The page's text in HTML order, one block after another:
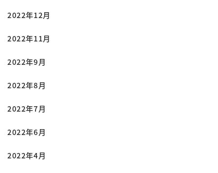
2022年12月
2022年11月
2022年9月
2022年8月
2022年7月
2022年6月
2022年4月